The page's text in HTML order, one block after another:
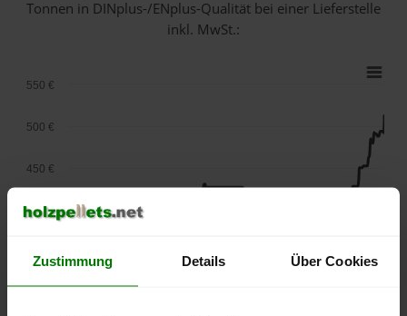
Zustimmung Details Über Cookies
Tonnen in DINplus-/ENplus-Qualität bei einer Lieferstelle
inkl. MwSt.:
400 €
450 €
500 €
550 €